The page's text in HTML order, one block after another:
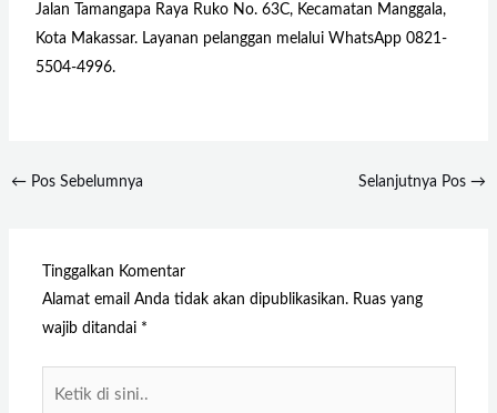
Jalan Tamangapa Raya Ruko No. 63C, Kecamatan Manggala,
Kota Makassar. Layanan pelanggan melalui WhatsApp 0821-
5504-4996.
←Pos Sebelumnya Selanjutnya Pos→
Tinggalkan Komentar
Alamat email Anda tidak akan dipublikasikan. Ruas yang
wajib ditandai *